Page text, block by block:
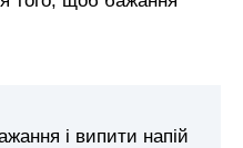
і випити напій